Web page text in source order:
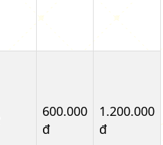
600.000
đ
1.200.000
đ